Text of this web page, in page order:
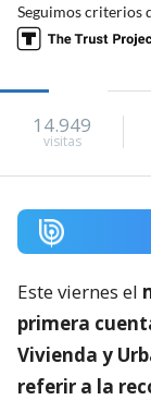
Seguimos criterios
14.949
visitas
Este viernes el
primera
Vivienda y
referir a la